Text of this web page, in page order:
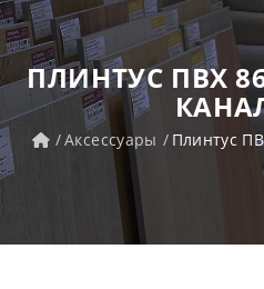
ПЛИНТУС ПВХ
Аксессуары Плинтус